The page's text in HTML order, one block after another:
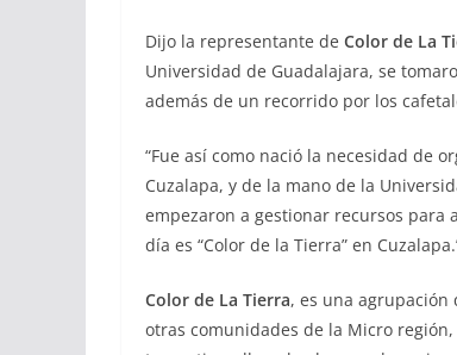
Dijo la representante de Color de La
Universidad de Guadalajara, se
además de un recorrido por los
“Fue así como nació la necesidad de
Cuzalapa, y de la mano de la
empezaron a gestionar recursos
día es “Color de la Tierra” en
Color de La Tierra, es una agrupación
otras comunidades de la Micro